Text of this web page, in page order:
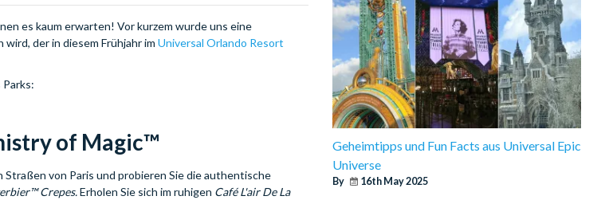
es kaum erwarten! Vor kurzem wurde uns eine
der in diesem Frühjahr im Universal Orlando Resort
of Magic™
von Paris und probieren Sie die authentische
Crepes.Erholen Sie sich im ruhigen Café L'air De La
Geheimtipps und Fun Facts aus Universal Epic
Universe
By 16th May 2025